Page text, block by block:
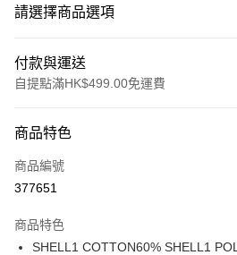
請選擇商品選項
付款與運送
自提點滿HK$499.00免運費
信用卡
Apple Pay
AlipayHK
商品特色
商品編號
377651
商品特色
SHELL1 COTTON60% SHELL1